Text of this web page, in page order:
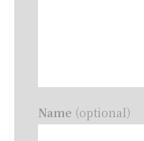
Name (optional)